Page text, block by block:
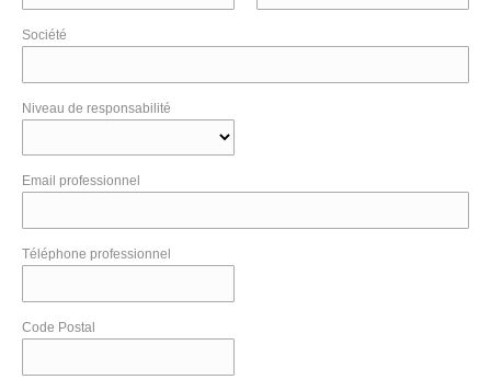
Société
Niveau de responsabilité
Email professionnel
Téléphone professionnel
Code Postal